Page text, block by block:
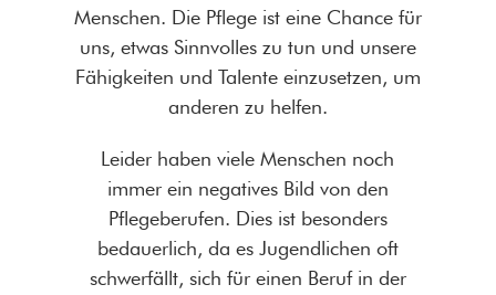
Menschen. Die Pflege ist eine Chance für
uns, etwas Sinnvolles zu tun und unsere
Fähigkeiten und Talente einzusetzen, um
anderen zu helfen.
Leider haben viele Menschen noch
immer ein negatives Bild von den
Pflegeberufen. Dies ist besonders
bedauerlich, da es Jugendlichen oft
schwerfällt, sich für einen Beruf in der